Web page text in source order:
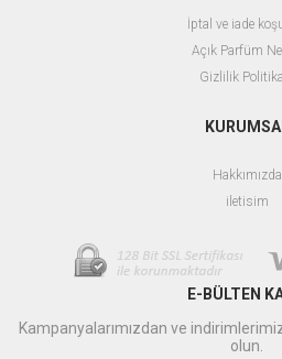
İptal ve iade
Açık Parfüm
Gizlilik
Hakkımızda
iletisim
E-BÜLTEN
Kampanyalarımızdan ve
olun.